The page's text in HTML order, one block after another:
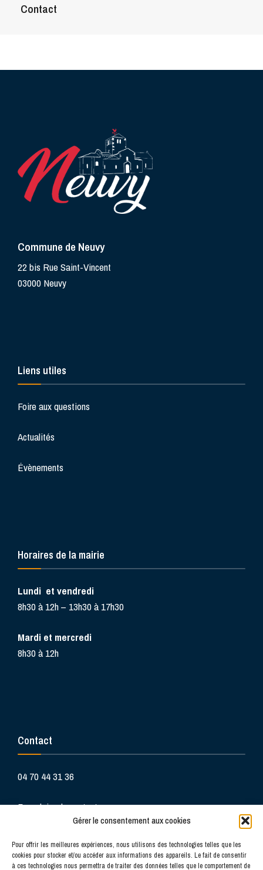
Gérer le consentement aux cookies
Pour offrir les meilleures expériences, nous utilisons des technologies telles que les
cookies pour stocker et/ou accéder aux informations des appareils. Le fait de consentir
à ces technologies nous permettra de traiter des données telles que le comportement de
Contact
Commune de Neuvy
22 bis Rue Saint-Vincent
03000 Neuvy
Liens utiles
Foire aux questions
Actualités
Évènements
Horaires de la mairie
Lundi et vendredi
8h30 à 12h – 13h30 à 17h30
Mardi et mercredi
8h30 à 12h
Contact
04 70 44 31 36
Formulaire de contact